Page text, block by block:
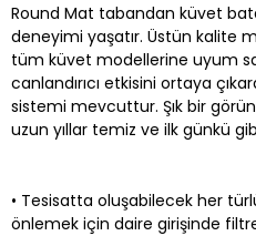
Round Mat tabandan küvet
deneyimi yaşatır. Üstün kalite
tüm küvet modellerine uyum
canlandırıcı etkisini ortaya
sistemi mevcuttur. Şık bir
uzun yıllar temiz ve ilk günkü
• Tesisatta oluşabilecek her
önlemek için daire girişinde